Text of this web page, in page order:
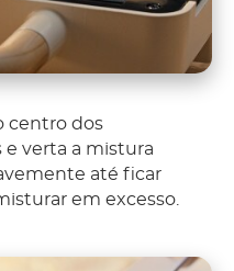
centro dos
verta a mistura
até ficar
em excesso.